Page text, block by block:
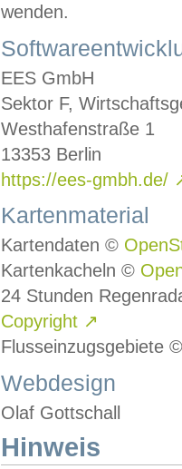
wenden.
EES GmbH
Sektor F,
Westhafenstraße 1
13353 Berlin
https://ees-gmbh.de/
Kartenmaterial
Kartendaten ©
Kartenkacheln ©
24 Stunden
Copyright ↗
Flusseinzugsgebiete
Webdesign
Olaf Gottschall
Hinweis